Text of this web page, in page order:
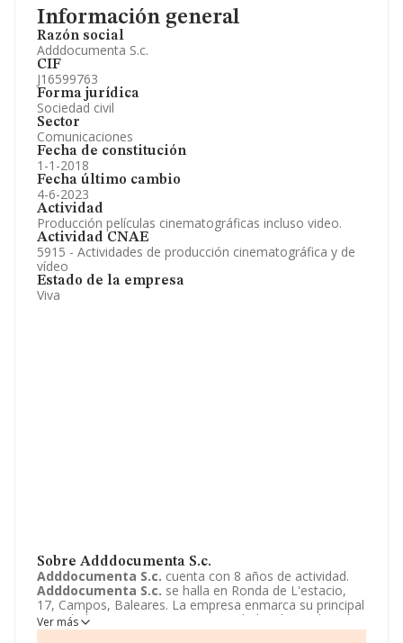
Información general
Razón social
Adddocumenta S.c.
CIF
J16599763
Forma jurídica
Sociedad civil
Sector
Comunicaciones
Fecha de constitución
1-1-2018
Fecha último cambio
4-6-2023
Actividad
Producción películas cinematográficas incluso video.
Actividad CNAE
5915 - Actividades de producción cinematográfica y de
vídeo
Estado de la empresa
Viva
Sobre Adddocumenta S.c.
Adddocumenta S.c. cuenta con 8 años de actividad.
Adddocumenta S.c. se halla en Ronda de L'estacio,
17, Campos, Baleares. La empresa enmarca su principal
actividad CNAE como 5915 - Actividades de producción
cinematográfica y de vídeo.Adddocumenta S.c.toma
Ver más
Información oficial y registral complementaria.